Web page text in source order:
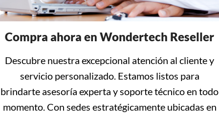
Compra ahora en Wondertech Reseller
Descubre nuestra excepcional atención al cliente y
servicio personalizado. Estamos listos para
brindarte asesoría experta y soporte técnico en todo
momento. Con sedes estratégicamente ubicadas en